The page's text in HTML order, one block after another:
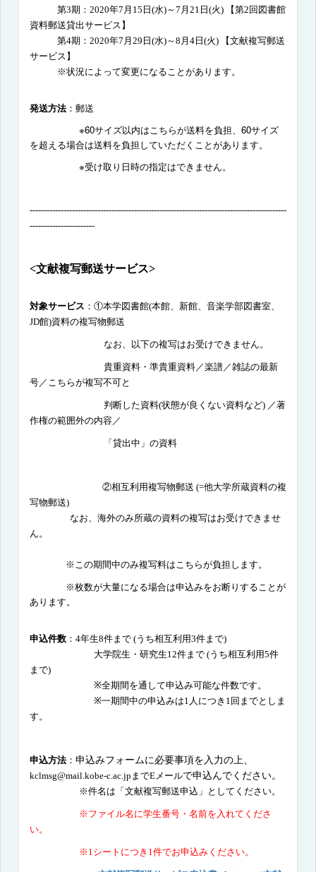
第3期： 2020年7 月 15 日 (水)～7 月 21 日 (火) 【第2 回図書館
資料郵送貸出サービス 】
第4期： 2020年7 月 29 日 (水)～8 月 4 日 (火) 【文献複写郵送
サービス 】
※状況によって変更になることがあります。
発送方法：郵送
※60サイズ以内はこちらが送料を負担、 60サイズ
を超える場合は送料を負担していただくことがあります。
※受け取り日時の指定はできません。
-------------------------------------------------------------------------------------------
-----------------------
<文献複写郵送サービス>
対象サービス ：①本学図書館(本館、新館、音楽学部図書室、
JD館)資料の複写物郵送
なお、以下の複写はお受けできません。
貴重資料・準貴重資料／楽譜／雑誌の最新
号／こちらが複写不可と
判断した資料(状態が良くない資料など) ／著
作権の範囲外の内容／
「貸出中」の資料
②相互利用複写物郵送 (=他大学所蔵資料の複
写物郵送)
なお、海外のみ所蔵の資料の複写はお受けできませ
ん。
※ この期間中のみ複写料はこちらが負担します。
※枚数が大量になる場合は申込みをお断りすることが
あります。
申込件数 ： 4年生8件まで (うち相互利用3件まで)
大学院生・研究生12件まで (うち相互利用5件
まで)
※全期間を通して申込み可能な件数です。
※一期間中の申込みは1 人につき 1 回までとしま
す。
申込方法： 申込みフォームに必要事項を入力の上、
kclmsg@mail.kobe-c.ac.jp までE メールで申込んでください。
※件名は「文献複写郵送申込」としてください。
※ファイル名に学生番号・名前を入れてくださ
い。
※ 1 シートにつき 1 件でお申込みください。